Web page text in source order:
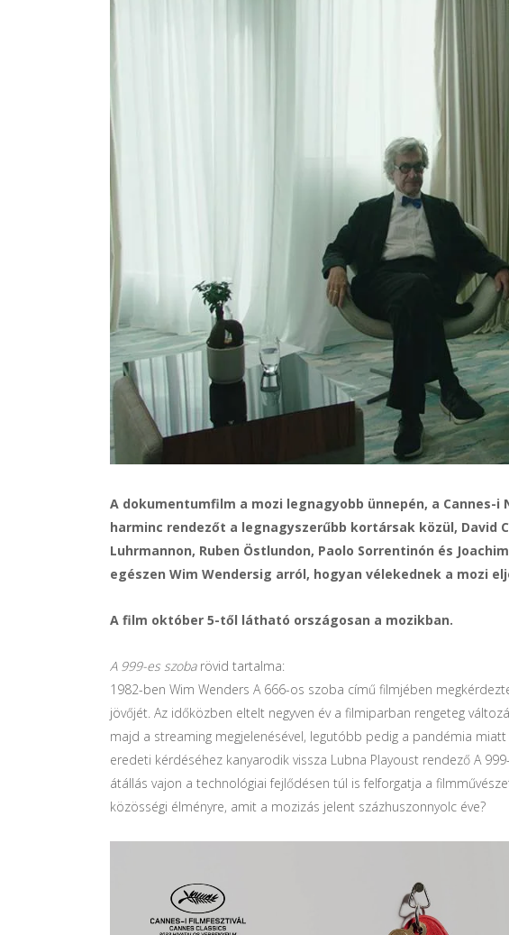
A dokumentumfilm a mozi legnagyobb ünnepén, a
harminc rendezőt a legnagyszerűbb kortársak közül, David
Luhrmannon, Ruben Östlundon, Paolo Sorrentinón és
egészen Wim Wendersig arról, hogyan vélekednek a mozi
A film október 5-től látható országosan a mozikban.
A 999-es szobarövid tartalma:
1982-ben Wim Wenders A 666-os szoba című filmjében
jövőjét. Az időközben eltelt negyven év a filmiparban rengeteg
majd a streaming megjelenésével, legutóbb pedig a pandémia
eredeti kérdéséhez kanyarodik vissza Lubna Playoust rendező A
átállás vajon a technológiai fejlődésen túl is felforgatja a
közösségi élményre, amit a mozizás jelent százhuszonnyolc éve?